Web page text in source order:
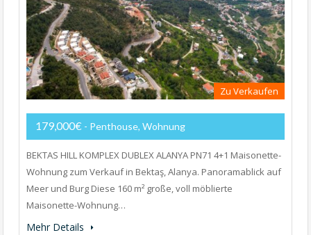
Zu Verkaufen
179,000€ - Penthouse, Wohnung
BEKTAS HILL KOMPLEX DUBLEX ALANYA PN71 4+1 Maisonette-
Wohnung zum Verkauf in Bektaş, Alanya. Panoramablick auf
Meer und Burg Diese 160 m² große, voll möblierte
Maisonette-Wohnung…
Mehr Details